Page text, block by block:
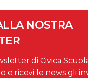
NOSTRA
di Civica
e ricevi le news gli